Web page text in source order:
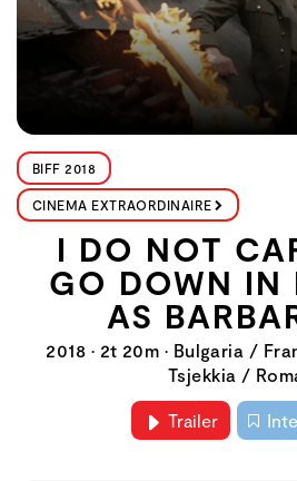
BIFF 2018
CINEMA EXTRAORDINAIRE
I DO NOT
GO DOWN IN
AS
2018 • 2t 20m • Bulgaria /
Tsjekkia /
Trailer